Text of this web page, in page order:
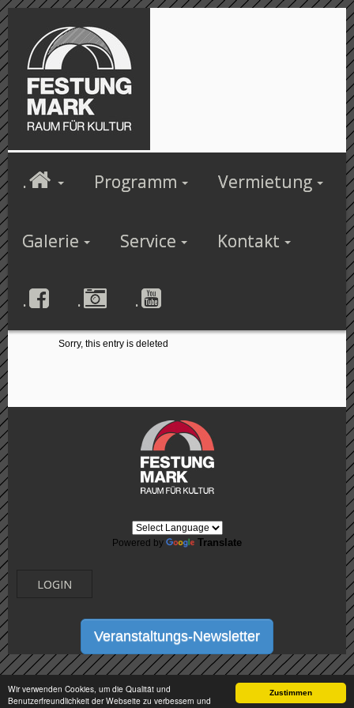
Zustimmen
Wir verwenden Cookies, um die Qualität und
Benutzerfreundlichkeit der Webseite zu verbessern und
. Programm Vermietung
Galerie Service Kontakt
. . .
Sorry, this entry is deleted
Powered by Translate
LOGIN
Veranstaltungs-Newsletter